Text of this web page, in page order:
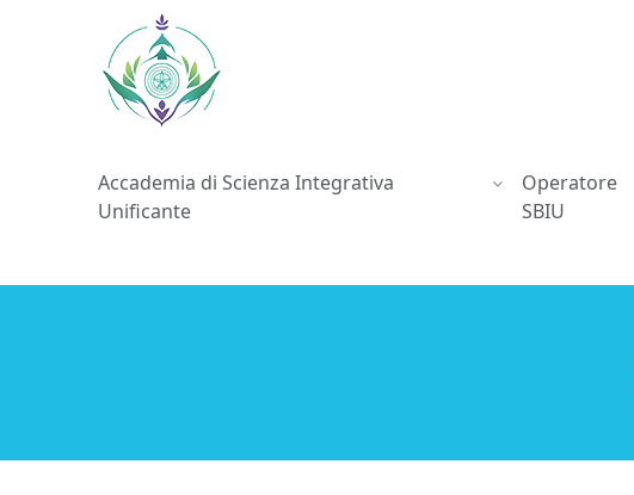
Accademia di Scienza Integrativa
Unificante
Operatore
SBIU